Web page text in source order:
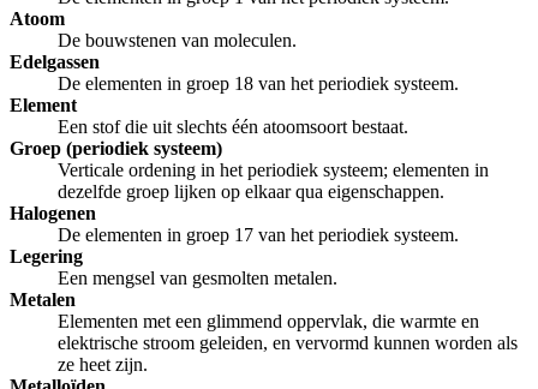
Atoom
De bouwstenen van moleculen.
Edelgassen
De elementen in groep 18 van het periodiek systeem.
Element
Een stof die uit slechts één atoomsoort bestaat.
Groep (periodiek systeem)
Verticale ordening in het periodiek systeem; elementen in
dezelfde groep lijken op elkaar qua eigenschappen.
Halogenen
De elementen in groep 17 van het periodiek systeem.
Legering
Een mengsel van gesmolten metalen.
Metalen
Elementen met een glimmend oppervlak, die warmte en
elektrische stroom geleiden, en vervormd kunnen worden als
ze heet zijn.